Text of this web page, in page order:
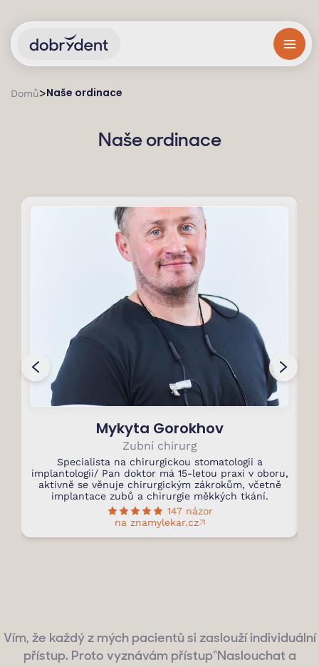
Domů>Naše ordinace
Naše ordinace
Mykyta Gorokhov
Zubní chirurg
Specialista na chirurgickou stomatologii a
implantologii/ Pan doktor má 15-letou praxi v oboru,
aktivně se věnuje chirurgickým zákrokům, včetně
implantace zubů a chirurgie měkkých tkání.
147 názor
na znamylekar.cz
Vím, že každý z mých pacientů si zaslouží individuální
přístup. Proto vyznávám přístup“Naslouchat a